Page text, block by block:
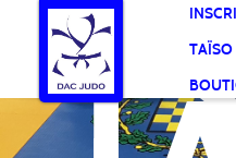
TAÏSO
Panneau de gestion des